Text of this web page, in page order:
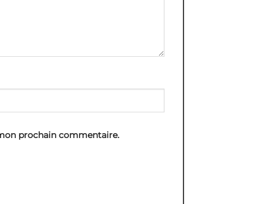
prochain commentaire.